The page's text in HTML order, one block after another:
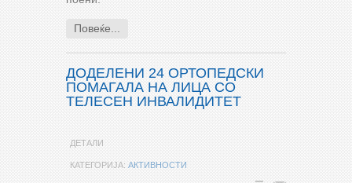
Повеќе...
ДОДЕЛЕНИ 24 ОРТОПЕДСКИ
ПОМАГАЛА НА ЛИЦА СО
ТЕЛЕСЕН ИНВАЛИДИТЕТ
ДЕТАЛИ
КАТЕГОРИЈА: АКТИВНОСТИ